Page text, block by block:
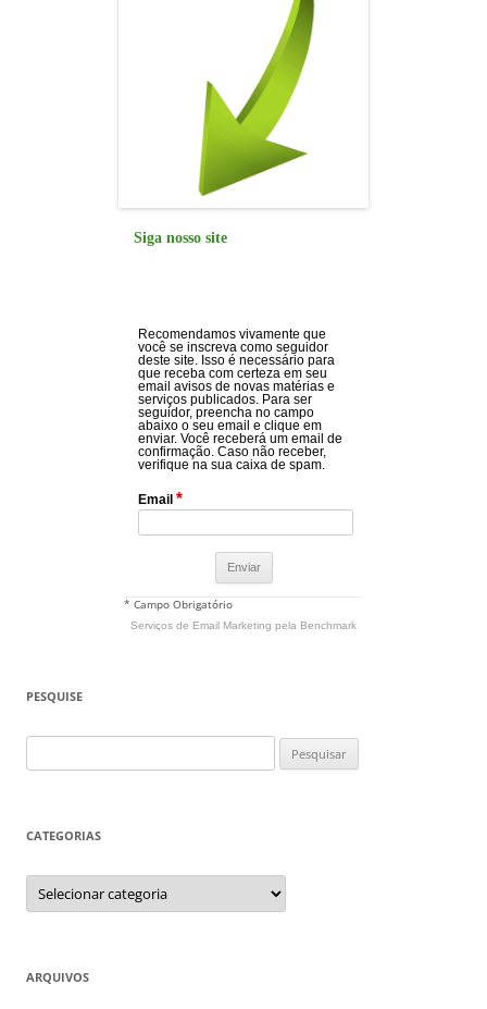
Siga nosso site
Recomendamos vivamente que
você se inscreva como seguidor
deste site. Isso é necessário para
que receba com certeza em seu
email avisos de novas matérias e
serviços publicados. Para ser
seguidor, preencha no campo
abaixo o seu email e clique em
enviar. Você receberá um email de
confirmação. Caso não receber,
verifique na sua caixa de spam.
Email *
* Campo Obrigatório
Serviços de Email Marketing pela Benchmark
PESQUISE
por:
CATEGORIAS
Categorias
ARQUIVOS